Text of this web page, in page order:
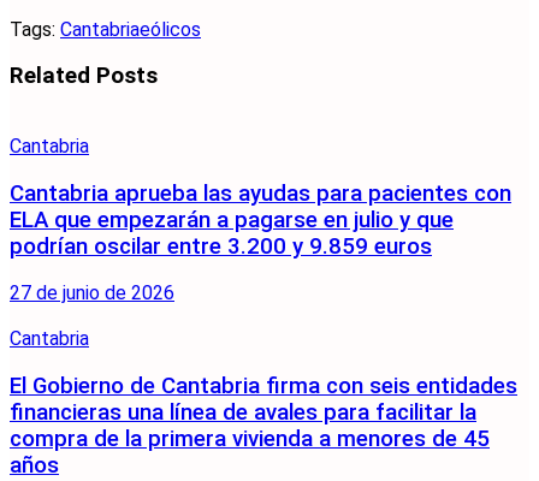
Tags: Cantabriaeólicos
Related Posts
Cantabria
Cantabria aprueba las ayudas para pacientes con
ELA que empezarán a pagarse en julio y que
podrían oscilar entre 3.200 y 9.859 euros
27 de junio de 2026
Cantabria
El Gobierno de Cantabria firma con seis entidades
financieras una línea de avales para facilitar la
compra de la primera vivienda a menores de 45
años